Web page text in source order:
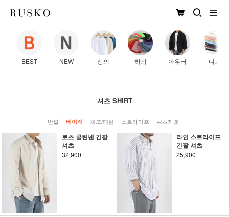
BEST NEW 상의 하의 아우터 니트
셔츠 SHIRT
반팔 베이직 체크/패턴 스트라이프 셔츠자켓
로츠 쿨린넨 긴팔
셔츠
32,900
라인 스트라이프
긴팔 셔츠
25,900